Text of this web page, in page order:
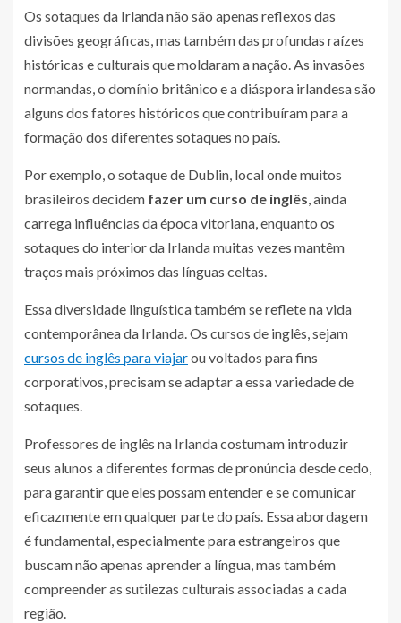
Os sotaques da Irlanda não são apenas reflexos das
divisões geográficas, mas também das profundas raízes
históricas e culturais que moldaram a nação. As invasões
normandas, o domínio britânico e a diáspora irlandesa são
alguns dos fatores históricos que contribuíram para a
formação dos diferentes sotaques no país.
Por exemplo, o sotaque de Dublin, local onde muitos
brasileiros decidem fazer um curso de inglês, ainda
carrega influências da época vitoriana, enquanto os
sotaques do interior da Irlanda muitas vezes mantêm
traços mais próximos das línguas celtas.
Essa diversidade linguística também se reflete na vida
contemporânea da Irlanda. Os cursos de inglês, sejam
cursos de inglês para viajarou voltados para fins
corporativos, precisam se adaptar a essa variedade de
sotaques.
Professores de inglês na Irlanda costumam introduzir
seus alunos a diferentes formas de pronúncia desde cedo,
para garantir que eles possam entender e se comunicar
eficazmente em qualquer parte do país. Essa abordagem
é fundamental, especialmente para estrangeiros que
buscam não apenas aprender a língua, mas também
compreender as sutilezas culturais associadas a cada
região.